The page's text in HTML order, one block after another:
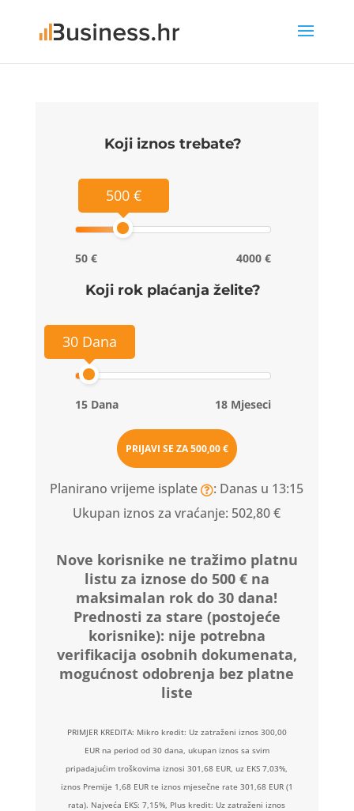
Koji iznos trebate?
500 €
50 € 4000 €
Koji rok plaćanja želite?
30 Dana
15 Dana 18 Mjeseci
PRIJAVI SE ZA500,00 €
Planirano vrijeme isplate
: Danas u 13:15
Ukupan iznos za vraćanje: 502,80 €
Nove korisnike ne tražimo platnu
listu za iznose do 500 € na
maksimalan rok do 30 dana!
Prednosti za stare (postojeće
korisnike): nije potrebna
verifikacija osobnih dokumenata,
mogućnost odobrenja bez platne
liste
PRIMJER KREDITA: Mikro kredit: Uz zatraženi iznos 300,00
EUR na period od 30 dana, ukupan iznos sa svim
pripadajućim troškovima iznosi 301,68 EUR, uz EKS 7,03%,
iznos Premije 1,68 EUR te iznos mjesečne rate 301,68 EUR (1
rata). Najveća EKS: 7,15%, Plus kredit: Uz zatraženi iznos